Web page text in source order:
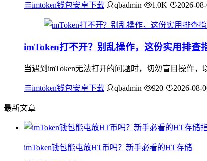
imtoken钱包安卓下载 qbadmin 1.0K 2026-
imToken打不开？别乱操作，这份实用排查
当遇到imToken无法打开的问题时，切勿盲目操作
imtoken钱包安卓下载 qbadmin 920 2026-08-
最新文章
imToken钱包能屯放HT币吗？新手必看的HT存储